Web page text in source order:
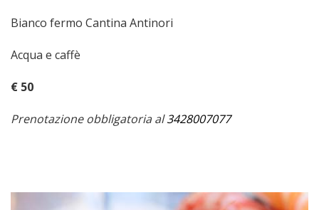
Bianco fermo Cantina Antinori
Acqua e caffè
€ 50
Prenotazione obbligatoriaal3428007077